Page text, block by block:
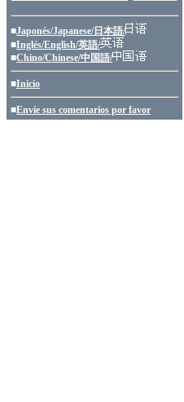
■Japonés/Japanese/日本語/
■Inglés/English/英語/
■Chino/Chinese/中国語/
■Inicio
■Envíe sus comentarios por favor